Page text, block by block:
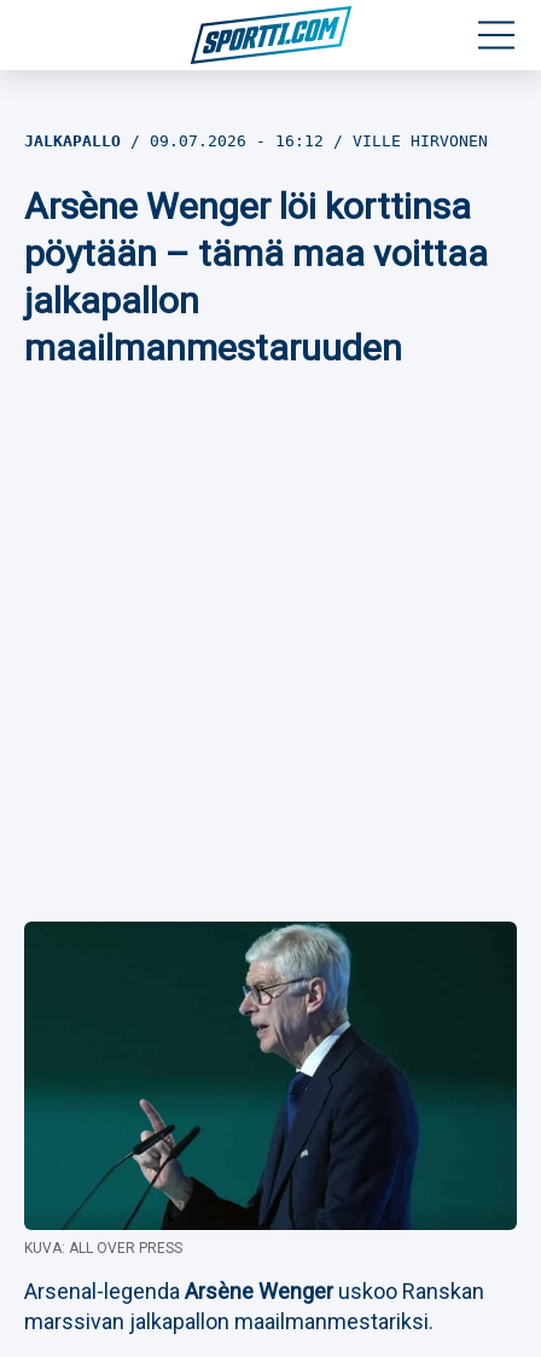
Jalkapallo
Yleisurheilu
Talviurheilu
JALKAPALLO 09.07.2026 - 16:12 VILLE HIRVONEN
Arsène Wenger löi korttinsa
pöytään – tämä maa voittaa
jalkapallon
maailmanmestaruuden
KUVA: ALL OVER PRESS
Arsenal-legenda Arsène Wengeruskoo Ranskan
marssivan jalkapallon maailmanmestariksi.